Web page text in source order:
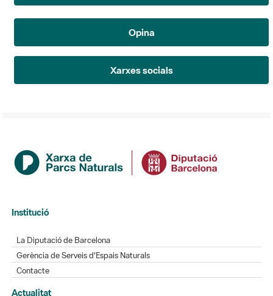
Opina
Xarxes socials
Institució
La Diputació de Barcelona
Gerència de Serveis d'Espais Naturals
Contacte
Actualitat